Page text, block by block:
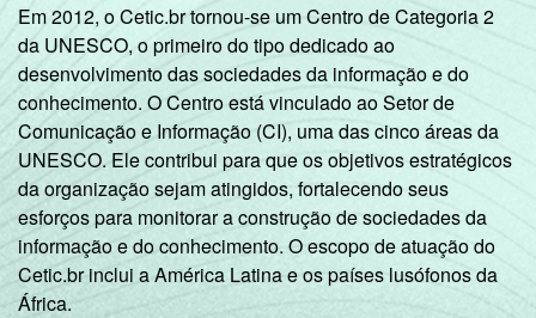
Em 2012, o Cetic.br tornou-se um Centro de Categoria 2
da UNESCO, o primeiro do tipo dedicado ao
desenvolvimento das sociedades da informação e do
conhecimento. O Centro está vinculado ao Setor de
Comunicação e Informação (CI), uma das cinco áreas da
UNESCO. Ele contribui para que os objetivos estratégicos
da organização sejam atingidos, fortalecendo seus
esforços para monitorar a construção de sociedades da
informação e do conhecimento. O escopo de atuação do
Cetic.br inclui a América Latina e os países lusófonos da
África.